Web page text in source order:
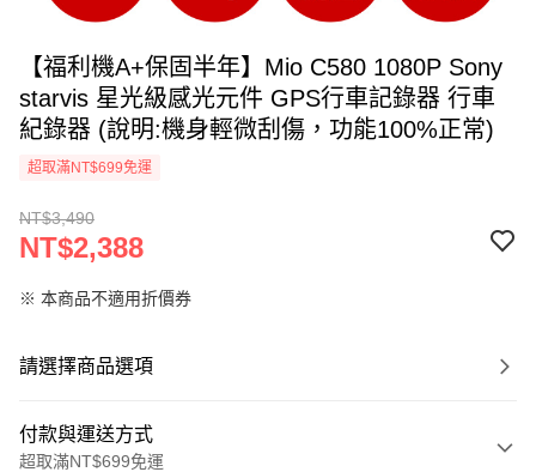
【福利機A+保固半年】Mio C580 1080P Sony
starvis 星光級感光元件 GPS行車記錄器 行車
紀錄器 (說明:機身輕微刮傷，功能100%正常)
超取滿NT$699免運
NT$3,490
NT$2,388
※ 本商品不適用折價券
請選擇商品選項
付款與運送方式
超取滿NT$699免運